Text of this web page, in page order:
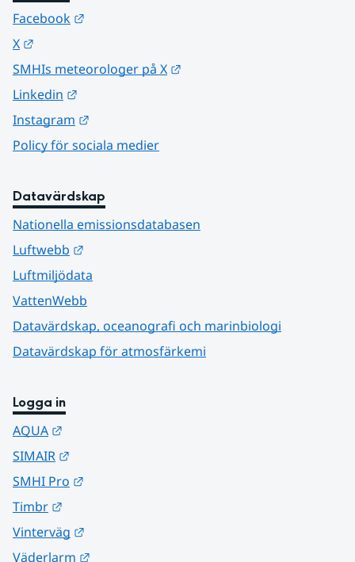
Facebook
X
SMHIs meteorologer på X
Linkedin
Instagram
Policy för sociala medier
Datavärdskap
Nationella emissionsdatabasen
Luftwebb
Luftmiljödata
VattenWebb
Datavärdskap, oceanografi och marinbiologi
Datavärdskap för atmosfärkemi
Logga in
AQUA
SIMAIR
SMHI Pro
Timbr
Vinterväg
Väderlarm